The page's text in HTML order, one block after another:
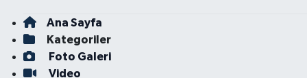
Ana Sayfa
Kategoriler
Foto Galeri
Video